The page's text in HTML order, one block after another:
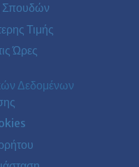
Σπουδών
Τιμής
Ώρες
Δεδομένων